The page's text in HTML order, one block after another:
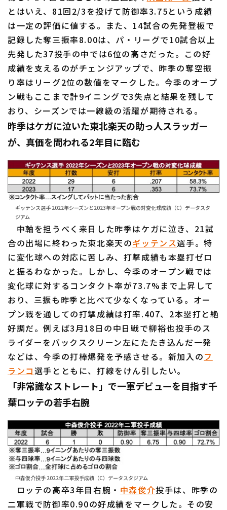
とはいえ、81回2/3を投げて防御率3.75という成績
は一定の評価に値する。また、14試合の先発登板で
記録した奪三振率8.00は、パ・リーグで10試合以上
先発した37投手の中では6位の高さだった。この好
成績を支えるのがチェンジアップで、昨季の奪空振
り率はリーグ2位の数値をマークした。今季のオープ
ン戦もここまで計9イニングで3失点と結果を残して
おり、シーズンでは一線級の活躍が期待される。
昨季はケガに泣いた東北楽天の助っ人スラッガー
が、真価を問われる2年目に臨む
ギッテンス選手 2022年シーズンと2023年オープン戦の対変化球成績（C）データスタ
ジアム
中軸を担うべく来日した昨季はケガに泣き、21試
合の出場に終わった東北楽天のギッテンス選手。特
に変化球への対応に苦しみ、打撃成績も本塁打ゼロ
と振るわなかった。しかし、今季のオープン戦では
変化球に対するコンタクト率が73.7%まで上昇して
おり、三振も昨季と比べて少なくなっている。オー
プン戦を通しての打撃成績は打率.407、2本塁打と絶
好調だ。例えば3月18日の中日戦で柳裕也投手のス
ライダーをバックスクリーン左にたたき込んだ一発
などは、今季の打棒爆発を予感させる。新加入のフ
ランコ選手とともに、打線をけん引したい。
「非常識なストレート」で一軍デビューを目指す千
葉ロッテの若手右腕
中森俊介投手 2022年二軍投手成績（C）データスタジアム
ロッテの高卒3年目右腕・ 中森俊介投手は、昨季の
二軍戦で防御率0.90の好成績をマークした。その安